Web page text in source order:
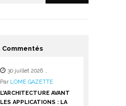
Commentés
30 juillet 2026
Par LOME GAZETTE
L’ARCHITECTURE AVANT
LES APPLICATIONS : LA